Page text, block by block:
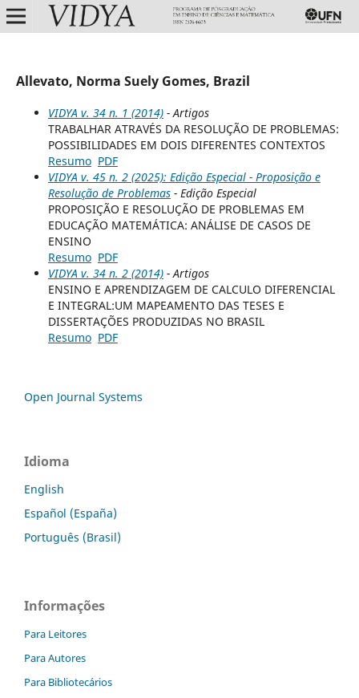
Allevato, Norma Suely Gomes, Brazil
VIDYA v. 34 n. 1 (2014)- Artigos
TRABALHAR ATRAVÉS DA RESOLUÇÃO DE PROBLEMAS:
POSSIBILIDADES EM DOIS DIFERENTES CONTEXTOS
Resumo PDF
VIDYA v. 45 n. 2 (2025): Edição Especial - Proposição e
Resolução de Problemas- Edição Especial
PROPOSIÇÃO E RESOLUÇÃO DE PROBLEMAS EM
EDUCAÇÃO MATEMÁTICA: ANÁLISE DE CASOS DE
ENSINO
Resumo PDF
VIDYA v. 34 n. 2 (2014)- Artigos
ENSINO E APRENDIZAGEM DE CALCULO DIFERENCIAL
E INTEGRAL:UM MAPEAMENTO DAS TESES E
DISSERTAÇÕES PRODUZIDAS NO BRASIL
Resumo PDF
Open Journal Systems
Idioma
English
Español (España)
Português (Brasil)
Informações
Para Leitores
Para Autores
Para Bibliotecários